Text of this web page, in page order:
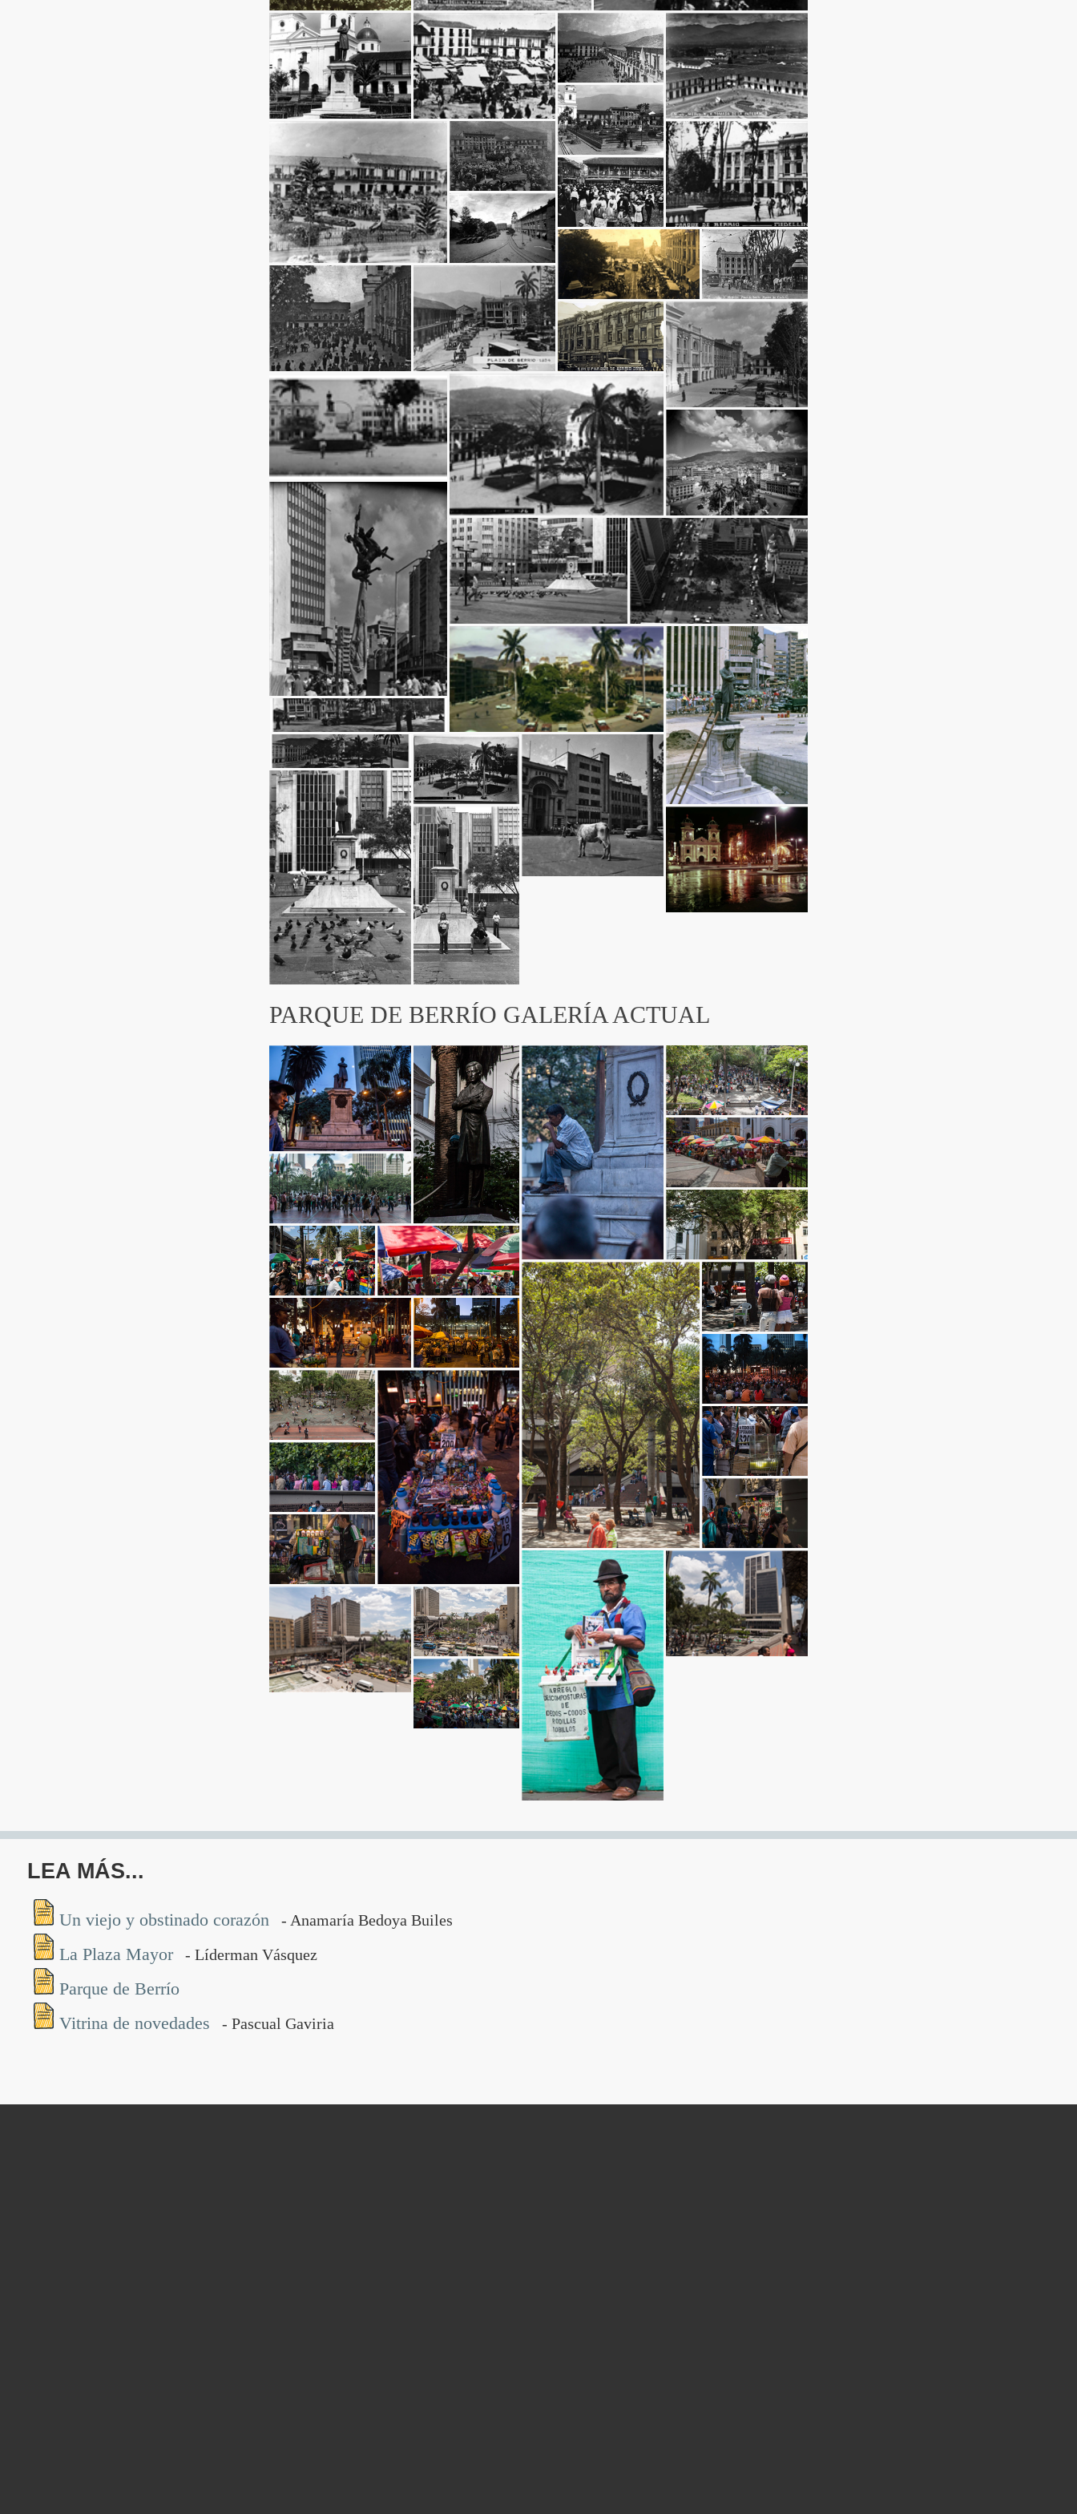
PARQUE DE BERRÍO GALERÍA ACTUAL
LEA MÁS...
Un viejo y obstinado corazón - Anamaría Bedoya Builes
La Plaza Mayor - Líderman Vásquez
Parque de Berrío
Vitrina de novedades
- Pascual Gaviria